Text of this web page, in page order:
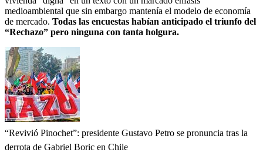
medioambiental que sin embargo mantenía el modelo de economía
de mercado. Todas las encuestas habían anticipado el triunfo del
“Rechazo” pero ninguna con tanta holgura.
“Revivió Pinochet”: presidente Gustavo Petro se pronuncia tras la
derrota de Gabriel Boric en Chile